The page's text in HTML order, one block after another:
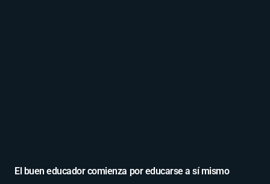
El buen educador comienza por educarse a sí mismo